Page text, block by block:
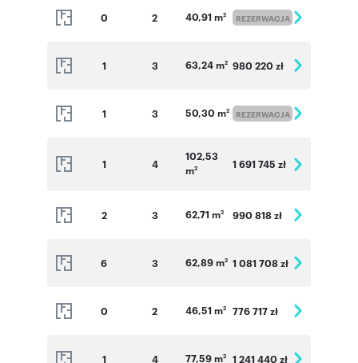
0 2 40,91 m2 REZERWACJA
1 3 63,24 m2 980 220 zł
1 3 50,30 m2 REZERWACJA
1 4
102,53
m2 1 691 745 zł
2 3 62,71 m2 990 818 zł
6 3 62,89 m2 1 081 708 zł
0 2 46,51 m2 776 717 zł
1 4 77,59 m2 1 241 440 zł